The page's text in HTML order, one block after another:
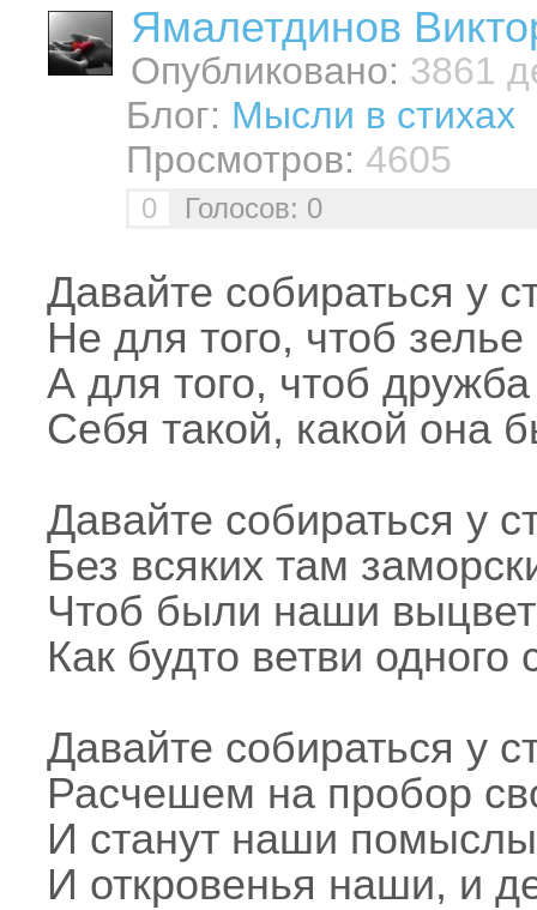
Ямалетдинов
Опубликовано: 3861
Блог: Мысли в стихах
Просмотров: 4605
0 Голосов: 0
Давайте собираться у
Не для того, чтоб
А для того, чтоб
Себя такой, какой она
Давайте собираться у
Без всяких там
Чтоб были наши
Как будто ветви одного
Давайте собираться у
Расчешем на пробор
И станут наши
И откровенья наши, и